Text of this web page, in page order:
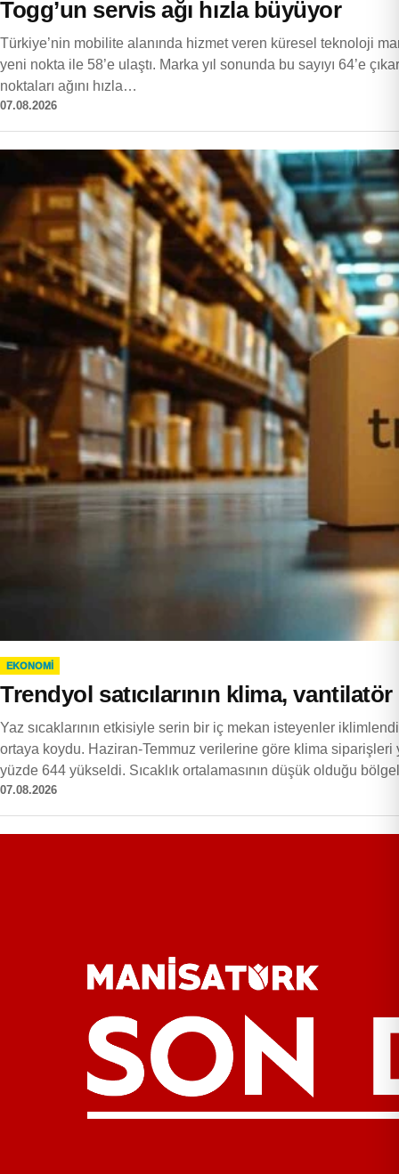
Togg’un servis ağı hızla büyüyor
Türkiye’nin mobilite alanında hizmet veren küresel teknoloji
yeni nokta ile 58’e ulaştı. Marka yıl sonunda bu sayıyı 64’e
noktaları ağını hızla…
07.08.2026
EKONOMI
Trendyol satıcılarının klima,
Yaz sıcaklarının etkisiyle serin bir iç mekan isteyenler
ortaya koydu. Haziran-Temmuz verilerine göre klima
yüzde 644 yükseldi. Sıcaklık ortalamasının düşük olduğu
07.08.2026